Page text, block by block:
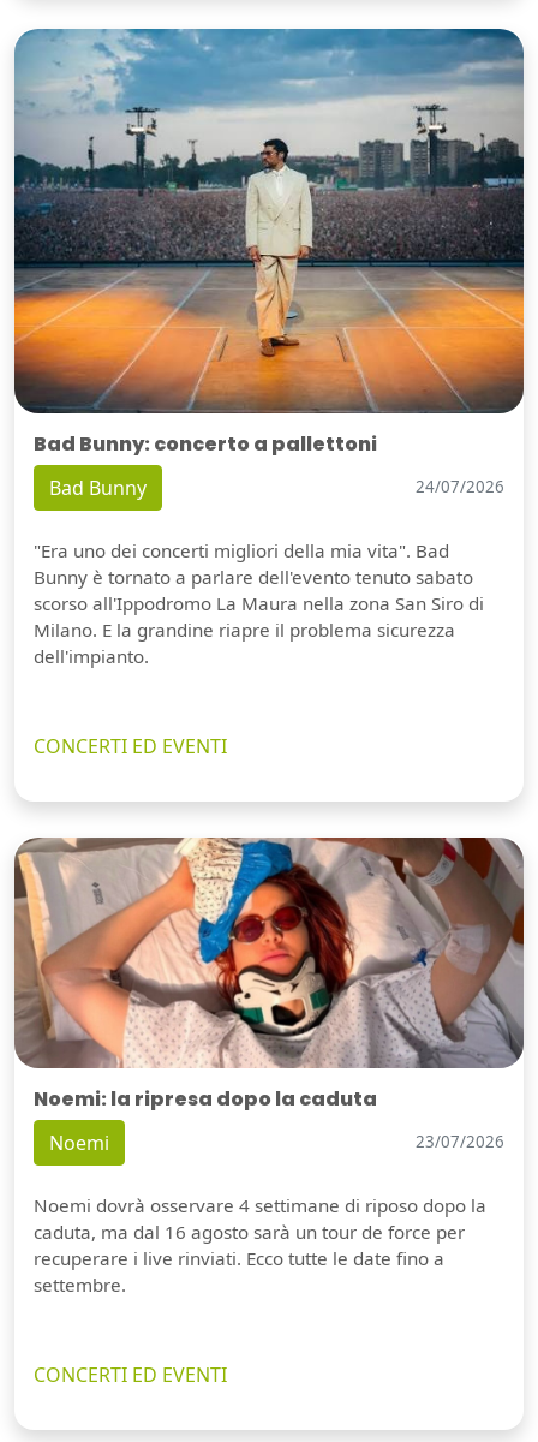
Bad Bunny: concerto a pallettoni
Bad Bunny 24/07/2026
"Era uno dei concerti migliori della mia vita". Bad
Bunny è tornato a parlare dell'evento tenuto sabato
scorso all'Ippodromo La Maura nella zona San Siro di
Milano. E la grandine riapre il problema sicurezza
dell'impianto.
CONCERTI ED EVENTI
Noemi: la ripresa dopo la caduta
Noemi 23/07/2026
Noemi dovrà osservare 4 settimane di riposo dopo la
caduta, ma dal 16 agosto sarà un tour de force per
recuperare i live rinviati. Ecco tutte le date fino a
settembre.
CONCERTI ED EVENTI